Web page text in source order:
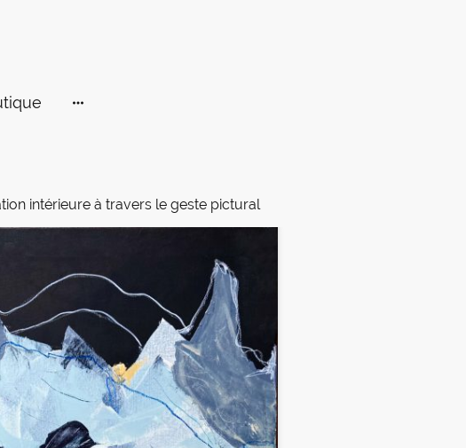
intérieure à travers le geste pictural